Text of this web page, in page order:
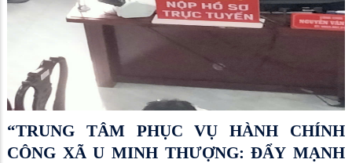
“TRUNG TÂM PHỤC VỤ HÀNH CHÍNH
CÔNG XÃ U MINH THƯỢNG: ĐẨY MẠNH